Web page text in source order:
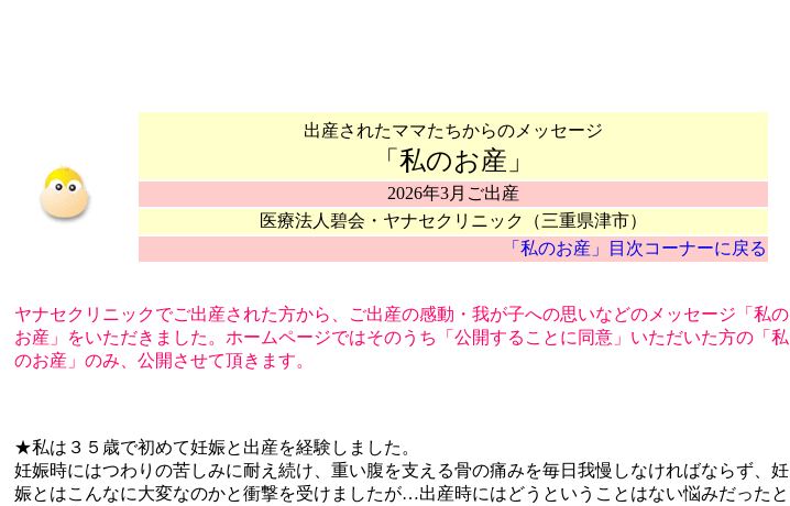
出産されたママたちからのメッセージ
「私のお産」
2026年3月ご出産
医療法人碧会・ヤナセクリニック（三重県津市）
「私のお産」目次コーナーに戻る
ヤナセクリニックでご出産された方から、ご出産の感動・我が子への思いなどのメッセージ「私の
お産」をいただきました。ホームページではそのうち「公開することに同意」いただいた方の「私
のお産」のみ、公開させて頂きます。
★私は３５歳で初めて妊娠と出産を経験しました。
妊娠時にはつわりの苦しみに耐え続け、重い腹を支える骨の痛みを毎日我慢しなければならず、妊
娠とはこんなに大変なのかと衝撃を受けましたが…出産時にはどうということはない悩みだったと